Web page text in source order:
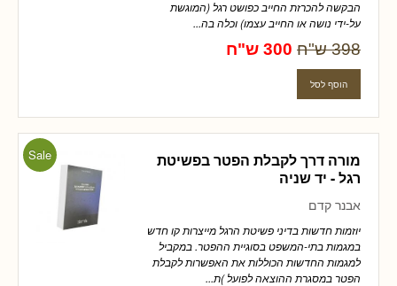
הבקשה להכרזת החייב כפושט רגל (המוגשת
על-ידי נושה או החייב עצמו) וכלה בה...
398 ש"ח 300 ש"ח
Sale
מורה דרך לקבלת הפטר בפשיטת
רגל - יד שניה
אבנר קדם
יוזמות חדשות בדיני פשיטת הרגל מייצרות קו חדש
במגמות בתי-המשפט בסוגיית ההפטר. במקביל
למגמות החדשות הכוללות את האפשרות לקבלת
הפטר במסגרת ההוצאה לפועל )ת...